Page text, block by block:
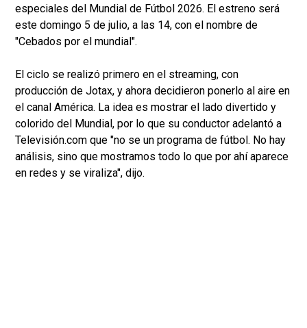
especiales del Mundial de Fútbol 2026. El estreno será
este domingo 5 de julio, a las 14, con el nombre de
"Cebados por el mundial".
El ciclo se realizó primero en el streaming, con
producción de Jotax, y ahora decidieron ponerlo al aire en
el canal América. La idea es mostrar el lado divertido y
colorido del Mundial, por lo que su conductor adelantó a
Televisión.com que "no se un programa de fútbol. No hay
análisis, sino que mostramos todo lo que por ahí aparece
en redes y se viraliza", dijo.